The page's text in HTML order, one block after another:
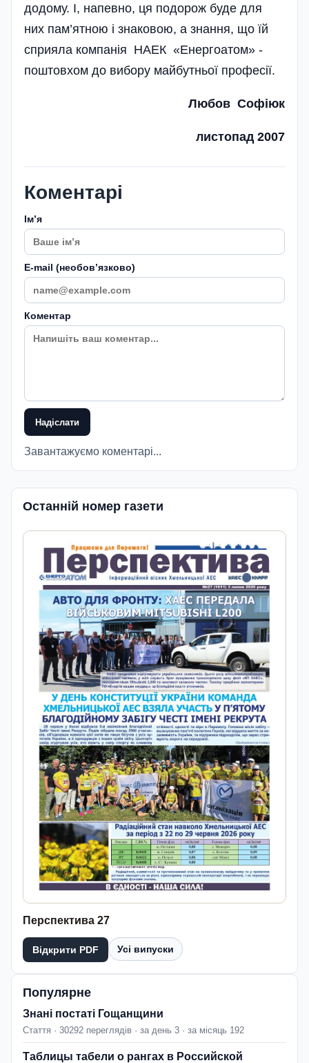
додому. І, напевно, ця подорож буде для
них пам’ятною і знаковою, а знання, що їй
сприяла компанія НАЕК «Енергоатом» -
поштовхом до вибору майбутньої професії.
Любов Софіюк
листопад 2007
Коментарі
Імʼя
E-mail (необовʼязково)
Коментар
Надіслати
Завантажуємо коментарі...
Останній номер газети
Перспектива 27
Відкрити PDF Усі випуски
Популярне
Знані постаті Гощанщини
Стаття · 30292 переглядів · за день 3 · за місяць 192
Таблицы табели о рангах в Российской